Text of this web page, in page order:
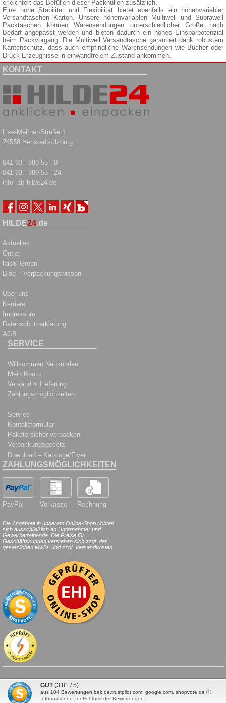
GUT (3.81 / 5)
aus 104 Bewertungen bei: de.trustpilot.com, google.com, shopvote.de ⓘ
Informationen zur Echtheit der Bewertungen
erleichtert das Befüllen dieser Packhüllen zusätzlich.
Eine hohe Stabilität und Flexibilität bietet ebenfalls ein höhenvariabler
Versandtaschen Karton. Unsere höhenvariablen Multiwell und Suprawell
Packtaschen können Warensendungen unterschiedlicher Größe nach
Bedarf angepasst werden und bieten dadurch ein hohes Einsparpotenzial
beim Packvorgang. Die Multiwell Versandtasche garantiert dank robustem
Kantenschutz, dass auch empfindliche Warensendungen wie Bücher oder
Druck-Erzeugnisse in einwandfreiem Zustand ankommen.
KONTAKT
Lise-Meitner-Straße 1
24558 Henstedt-Ulzburg
041 93 - 980 55 - 0
041 93 - 980 55 - 24
info [at] hilde24.de
HILDE24.de
Aktuelles
Outlet
laio® Green
Blog – Verpackungswissen
Über uns
Karriere
Impressum
Datenschutzerklärung
AGB
SERVICE
Willkommen Neukunden
Mein Konto
Versand & Lieferung
Zahlungsmöglichkeiten
Service
Kontaktformular
Pakete sicher verpacken
Verpackungsgesetz
Download – Kataloge/Flyer
ZAHLUNGSMÖGLICHKEITEN
PayPal Vorkasse Rechnung
Die Angebote in unserem Online-Shop richten
sich ausschließlich an Unternehmer und
Gewerbetreibende. Die Preise für
Geschäftskunden verstehen sich zzgl. der
gesetzlichen MwSt. und zzgl. Versandkosten.
© 2026HILDE24.de. Alle Rechte
vorbehalten.